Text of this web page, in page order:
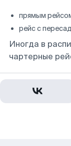
прямым
рейс с
Иногда в
чартерные